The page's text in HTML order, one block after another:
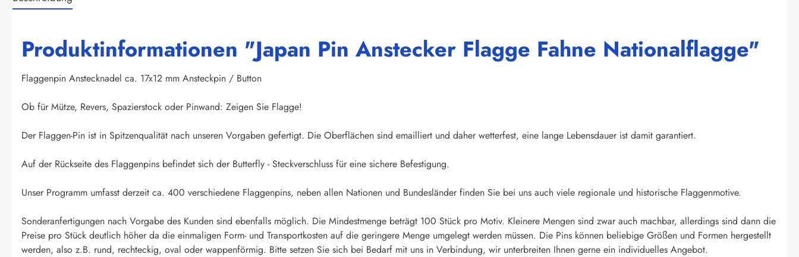
Produktinformationen "Japan Pin Anstecker Flagge Fahne Nationalflagge"
Flaggenpin Anstecknadel ca. 17x12 mm Ansteckpin / Button
Ob für Mütze, Revers, Spazierstock oder Pinwand: Zeigen Sie Flagge!
Der Flaggen-Pin ist in Spitzenqualität nach unseren Vorgaben gefertigt. Die Oberflächen sind emailliert und daher wetterfest, eine lange Lebensdauer ist damit garantiert.
Auf der Rückseite des Flaggenpins befindet sich der Butterfly - Steckverschluss für eine sichere Befestigung.
Unser Programm umfasst derzeit ca. 400 verschiedene Flaggenpins, neben allen Nationen und Bundesländer finden Sie bei uns auch viele regionale und historische Flaggenmotive.
Sonderanfertigungen nach Vorgabe des Kunden sind ebenfalls möglich. Die Mindestmenge beträgt 100 Stück pro Motiv. Kleinere Mengen sind zwar auch machbar, allerdings sind dann die
Preise pro Stück deutlich höher da die einmaligen Form- und Transportkosten auf die geringere Menge umgelegt werden müssen. Die Pins können beliebige Größen und Formen hergestellt
werden, also z.B. rund, rechteckig, oval oder wappenförmig. Bitte setzen Sie sich bei Bedarf mit uns in Verbindung, wir unterbreiten Ihnen gerne ein individuelles Angebot.